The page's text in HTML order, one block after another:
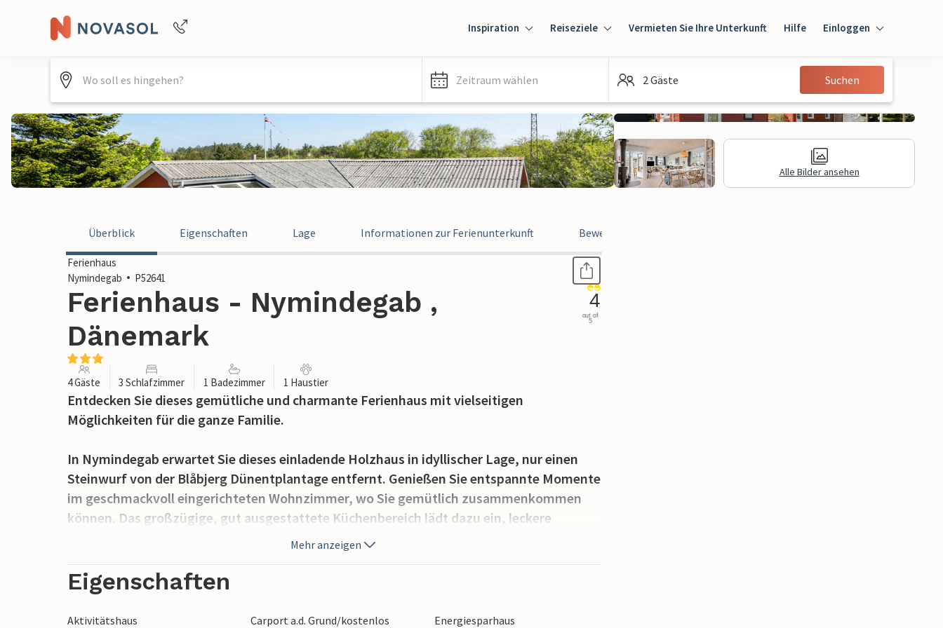
+4940688715475
Inspiration Reiseziele Vermieten Sie Ihre Unterkunft Hilfe Einloggen
Einloggen
Gast
Zeitraum wählen 2 Gäste Suchen
Alle Bilder ansehen
Überblick Eigenschaften Lage Informationen zur Ferienunterkunft Bewertungen
Ferienhaus
Nymindegab
P52641
Ferienhaus - Nymindegab ,
Dänemark
4
out of
5
4 Gäste 3 Schlafzimmer 1 Badezimmer 1 Haustier
Entdecken Sie dieses gemütliche und charmante Ferienhaus mit vielseitigen
Möglichkeiten für die ganze Familie.
In Nymindegab erwartet Sie dieses einladende Holzhaus in idyllischer Lage, nur einen
Steinwurf von der Blåbjerg Dünentplantage entfernt. Genießen Sie entspannte Momente
im geschmackvoll eingerichteten Wohnzimmer, wo Sie gemütlich zusammenkommen
können. Das großzügige, gut ausgestattete Küchenbereich lädt dazu ein, leckere
Mahlzeiten für die ganze Familie zuzubereiten.
Vom Wohnzimmer aus gelangen Sie in einen großen, lichtdurchfluteten Wintergarten
mit herrlichem Blick auf den Garten und die dahinterliegenden Bäume. Machen Sie es
sich hier mit einem Buch gemütlich, das Sie schon lange lesen wollten, oder entspannen
Mehr anzeigen
Eigenschaften
Aktivitätshaus Carport a.d. Grund/kostenlos
Energiesparhaus